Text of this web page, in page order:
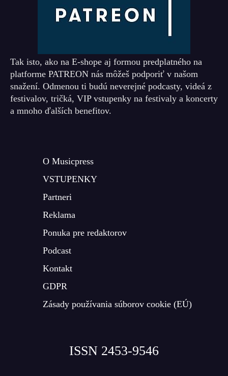
Tak isto, ako na E-shope aj formou predplatného na
platforme PATREON nás môžeš podporiť v našom
snažení. Odmenou ti budú neverejné podcasty, videá z
festivalov, tričká, VIP vstupenky na festivaly a koncerty
a mnoho ďalších benefitov.
O Musicpress
VSTUPENKY
Partneri
Reklama
Ponuka pre redaktorov
Podcast
Kontakt
GDPR
Zásady používania súborov cookie (EÚ)
ISSN 2453-9546